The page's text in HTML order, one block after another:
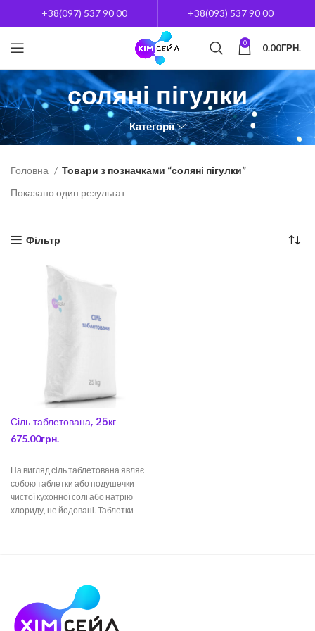
+38(097) 537 90 00 +38(093) 537 90 00
0 0.00ГРН.
соляні пігулки
Категорії
Головна
Товари з позначками “соляні пігулки”
Показано один результат
Фільтр
Сіль таблетована, 25кг
675.00грн.
На вигляд сіль таблетована являє
собою таблетки або подушечки
чистої кухонної солі або натрію
хлориду, не йодовані. Таблетки